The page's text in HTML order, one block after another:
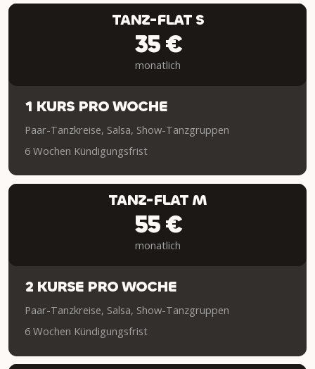
TANZ-FLAT S
35 €
monatlich
1 KURS PRO WOCHE
Paar-Tanzkreise, Salsa, Show-Tanzgruppen
6 Wochen Kündigungsfrist
TANZ-FLAT M
55 €
monatlich
2 KURSE PRO WOCHE
Paar-Tanzkreise, Salsa, Show-Tanzgruppen
6 Wochen Kündigungsfrist